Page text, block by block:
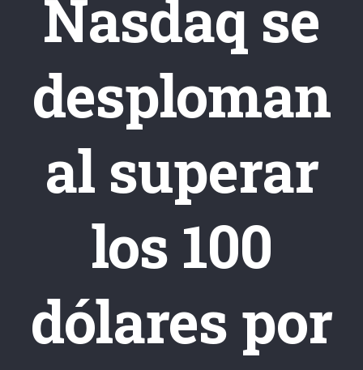
Nasdaq se
desploman
al superar
los 100
dólares por